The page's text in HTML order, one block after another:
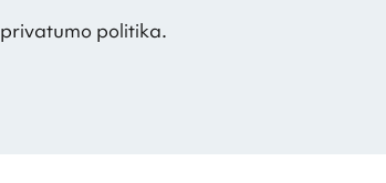
politika.